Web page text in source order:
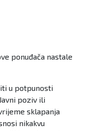
ponuđača nastale
u potpunosti
poziv ili
sklapanja
nikakvu